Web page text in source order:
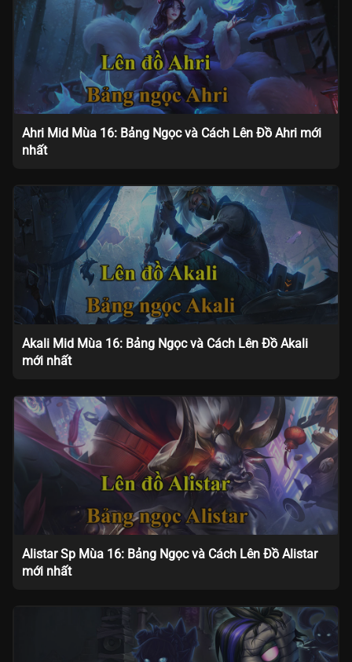
Ahri Mid Mùa 16: Bảng Ngọc và Cách Lên Đồ Ahri mới
nhất
Akali Mid Mùa 16: Bảng Ngọc và Cách Lên Đồ Akali
mới nhất
Alistar Sp Mùa 16: Bảng Ngọc và Cách Lên Đồ Alistar
mới nhất